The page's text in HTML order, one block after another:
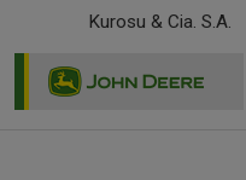
Kurosu & Cia. S.A.